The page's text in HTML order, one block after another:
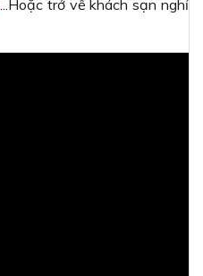
...Hoặc trở về khách sạn nghỉ